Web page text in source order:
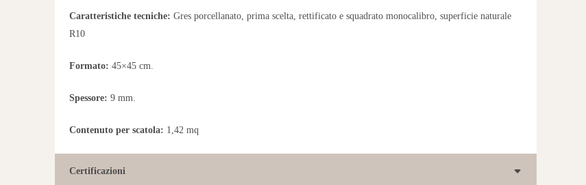
Caratteristiche tecniche: Gres porcellanato, prima scelta, rettificato e squadrato monocalibro, superficie naturale
R10
Formato: 45×45 cm.
Spessore: 9 mm.
Contenuto per scatola: 1,42 mq
Certificazioni